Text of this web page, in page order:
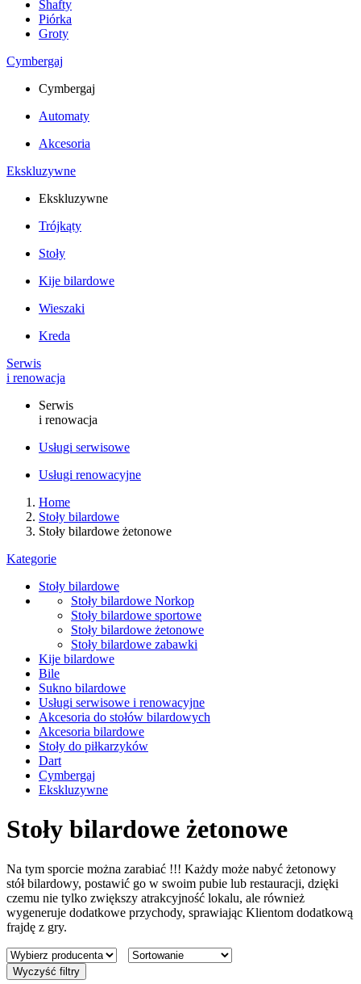
Shafty
Piórka
Groty
Cymbergaj
Cymbergaj
Automaty
Akcesoria
Ekskluzywne
Ekskluzywne
Trójkąty
Stoły
Kije bilardowe
Wieszaki
Kreda
Serwis
i renowacja
Serwis
i renowacja
Usługi serwisowe
Usługi renowacyjne
Home
Stoły bilardowe
Stoły bilardowe żetonowe
Kategorie
Stoły bilardowe
Stoły bilardowe Norkop
Stoły bilardowe sportowe
Stoły bilardowe żetonowe
Stoły bilardowe zabawki
Kije bilardowe
Bile
Sukno bilardowe
Usługi serwisowe i renowacyjne
Akcesoria do stołów bilardowych
Akcesoria bilardowe
Stoły do piłkarzyków
Dart
Cymbergaj
Ekskluzywne
Stoły bilardowe żetonowe
Na tym sporcie można zarabiać !!! Każdy może nabyć żetonowy
stół bilardowy, postawić go w swoim pubie lub restauracji, dzięki
czemu nie tylko zwiększy atrakcyjność lokalu, ale również
wygeneruje dodatkowe przychody, sprawiając Klientom dodatkową
frajdę z gry.
Wyczyść filtry